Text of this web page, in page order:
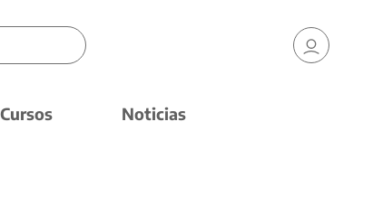
Cursos Noticias